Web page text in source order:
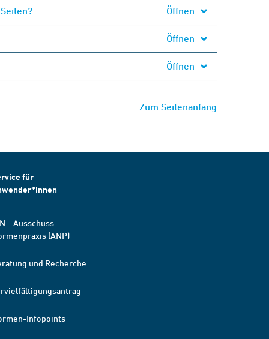
Öffnen
Öffnen
Öffnen
Zum Seitenanfang
für
– Ausschuss
(ANP)
und Recherche
Infopoints